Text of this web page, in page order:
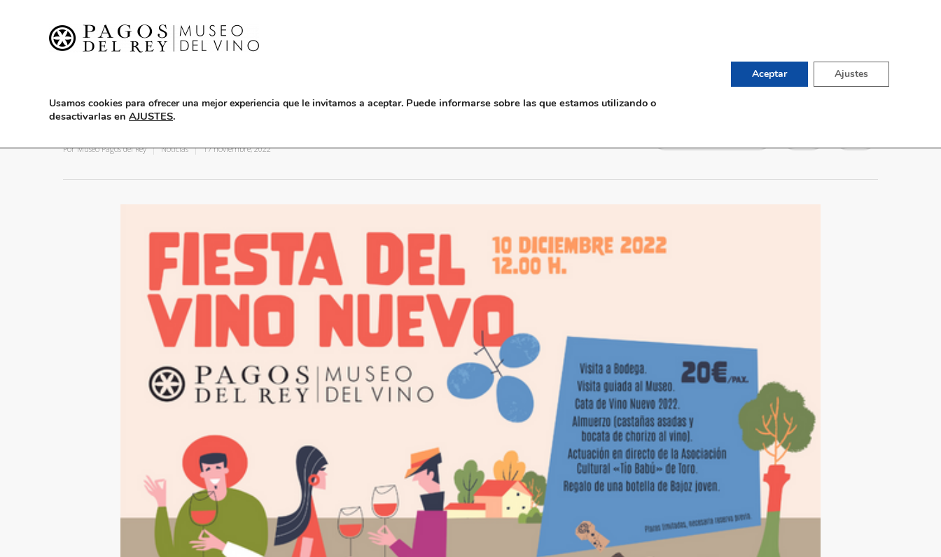
TIENDA DE VINOS
Fiesta del Vino Nuevo 2022
PorMuseo Pagos del Rey Noticias 17 noviembre, 2022
Usamos cookies para ofrecer una mejor experiencia que le invitamos a aceptar. Puede informarse sobre las que estamos utilizando o
desactivarlas en AJUSTES.
Aceptar Ajustes